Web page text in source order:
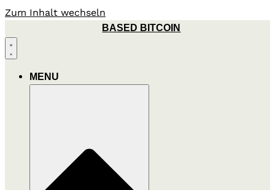
Zum Inhalt wechseln
BASED BITCOIN
MENU